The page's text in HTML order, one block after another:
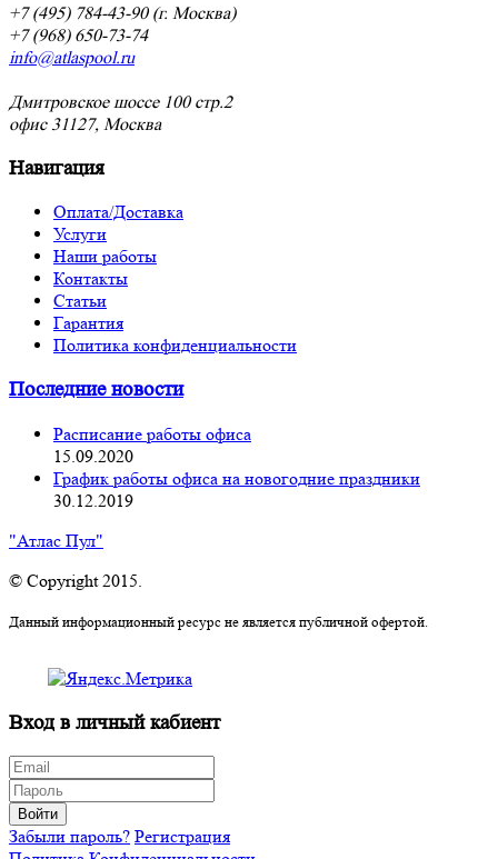
+7 (495) 784-43-90 (г. Москва)
+7 (968) 650-73-74
info@atlaspool.ru
Дмитровское шоссе 100 стр.2
офис 31127, Москва
Навигация
Оплата/Доставка
Услуги
Наши работы
Контакты
Статьи
Гарантия
Политика конфиденциальности
Последние новости
Расписание работы офиса
15.09.2020
График работы офиса на новогодние праздники
30.12.2019
"Атлас Пул"
© Copyright 2015.
Данный информационный ресурс не является публичной офертой.
Вход в личный кабиент
Войти
Забыли пароль? Регистрация